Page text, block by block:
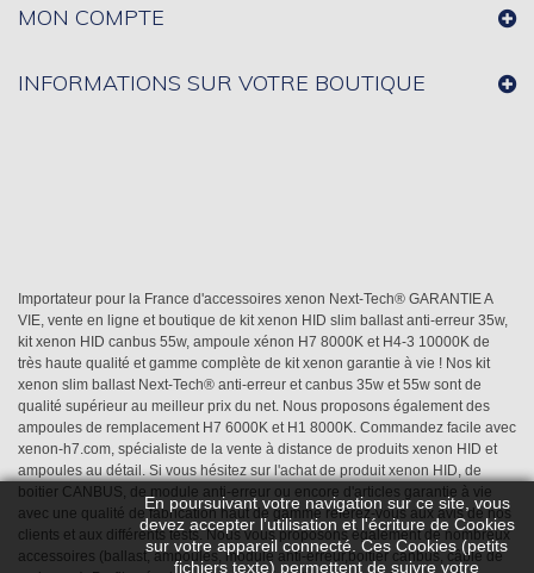
En poursuivant votre navigation sur ce site, vous
devez accepter l’utilisation et l'écriture de Cookies
sur votre appareil connecté. Ces Cookies (petits
fichiers texte) permettent de suivre votre
Importateur pour la France d'accessoires xenon Next-Tech® GARANTIE A
VIE, vente en ligne et boutique de kit xenon HID slim ballast anti-erreur 35w,
kit xenon HID canbus 55w, ampoule xénon H7 8000K et H4-3 10000K de
très haute qualité et gamme complète de kit xenon garantie à vie ! Nos kit
xenon slim ballast Next-Tech® anti-erreur et canbus 35w et 55w sont de
qualité supérieur au meilleur prix du net. Nous proposons également des
ampoules de remplacement H7 6000K et H1 8000K. Commandez facile avec
xenon-h7.com, spécialiste de la vente à distance de produits xenon HID et
ampoules au détail. Si vous hésitez sur l'achat de produit xenon HID, de
boitier CANBUS, de module anti-erreur ou encore d'articles garantie à vie
avec une qualité de fabrication haut de gamme référez-vous aux avis de nos
clients et aux différents tests. Nous vous proposons également de nombreux
accessoires (ballast, ampoules, module anti-erreur,boitier canbus, câble de
MON COMPTE
INFORMATIONS SUR VOTRE BOUTIQUE